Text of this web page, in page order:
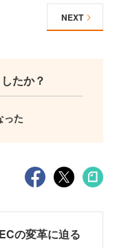
NEXT
たか？
った
の変革に迫る